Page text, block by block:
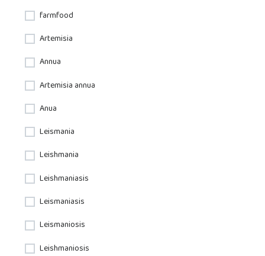
farmfood
Artemisia
Annua
Artemisia annua
Anua
Leismania
Leishmania
Leishmaniasis
Leismaniasis
Leismaniosis
Leishmaniosis